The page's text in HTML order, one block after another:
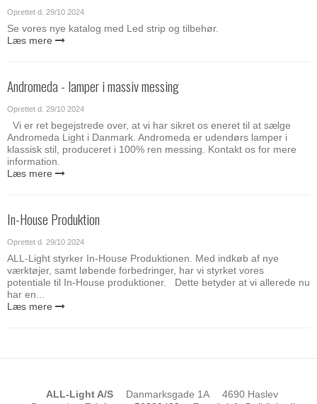
Oprettet d. 29/10 2024
Se vores nye katalog med Led strip og tilbehør.
Læs mere
Andromeda - lamper i massiv messing
Oprettet d. 29/10 2024
Vi er ret begejstrede over, at vi har sikret os eneret til at sælge
Andromeda Light i Danmark. Andromeda er udendørs lamper i
klassisk stil, produceret i 100% ren messing. Kontakt os for mere
information.
Læs mere
In-House Produktion
Oprettet d. 29/10 2024
ALL-Light styrker In-House Produktionen. Med indkøb af nye
værktøjer, samt løbende forbedringer, har vi styrket vores
potentiale til In-House produktioner. Dette betyder at vi allerede nu
har en...
Læs mere
ALL-Light A/S Danmarksgade 1A
4690 Haslev